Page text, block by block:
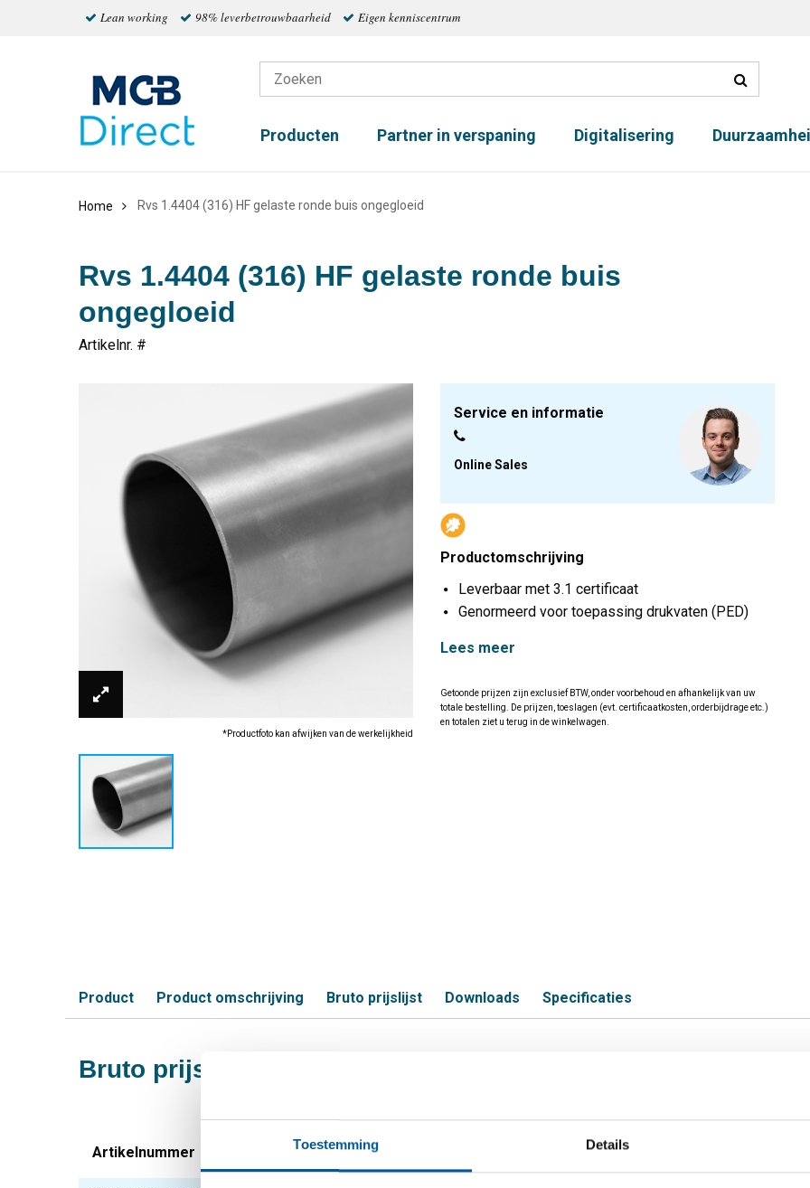
Toestemming Details
Lean working 98% leverbetrouwbaarheid Eigen kenniscentrum
Producten Partner in verspaning Digitalisering
Home Rvs 1.4404 (316) HF gelaste ronde buis ongegloeid
Rvs 1.4404 (316) HF gelaste ronde buis
ongegloeid
Artikelnr. #
*Productfoto kan afwijken van de werkelijkheid
Service en informatie
Online Sales
Productomschrijving
Leverbaar met 3.1 certificaat
Genormeerd voor toepassing drukvaten (PED)
Lees meer
Getoonde prijzen zijn exclusief BTW, onder voorbehoud en afhankelijk van uw
totale bestelling. De prijzen, toeslagen (evt. certificaatkosten, orderbijdrage etc.)
en totalen ziet u terug in de winkelwagen.
Product Product omschrijving Bruto prijslijst Downloads Specificaties
Bruto prijslijst: Rvs 1.4404 (316) HF gelaste ronde buis
Artikelnummer Omschrijving